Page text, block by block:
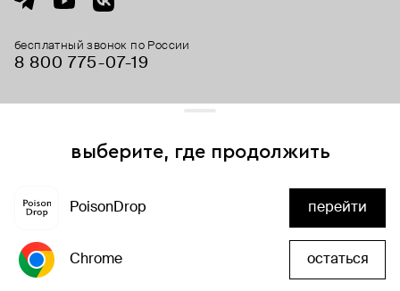
бесплатный звонок по России
8 800 775⁠-07⁠-19
выберите, где продолжить
PoisonDrop перейти
Chrome остаться
и сервисы аналитики. Продолжая его использование,
вы соглашаетесь с нашим